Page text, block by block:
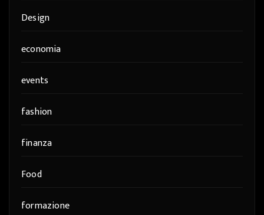
Design
economia
events
fashion
finanza
Food
formazione